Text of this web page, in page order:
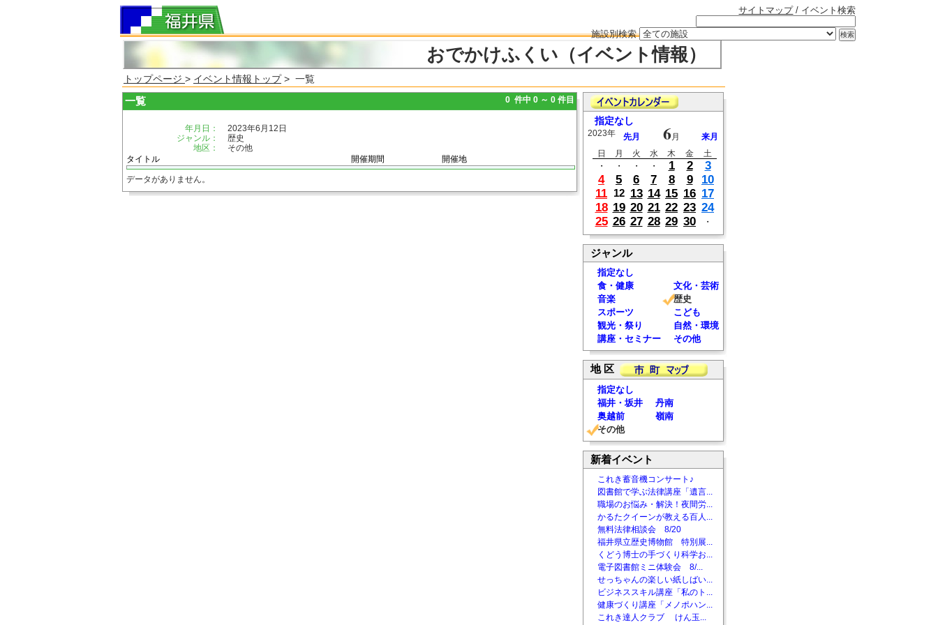
サイトマップ/ イベント検索
施設別検索
おでかけふくい（イベント情報）
トップページ > イベント情報トップ> 一覧
一覧 0 件中 0 ～ 0 件目
年月日：
2023年6月12日
ジャンル：
歴史
地区：
その他
タイトル
開催期間 開催地
データがありません。
指定なし
2023年 先月 6月
来月
日
月 火 水 木 金
土
・
・ ・ ・ 1 2
3
4
5 6 7 8 9
10
11
12 13 14 15 16 17
18 19 20 21 22 23 24
25 26 27 28 29 30 ・
ジャンル
指定なし
食・健康
文化・芸術
音楽
歴史
スポーツ
こども
観光・祭り
自然・環境
講座・セミナー
その他
地 区
指定なし
福井・坂井
丹南
奥越前
嶺南
その他
新着イベント
これき蓄音機コンサート♪
図書館で学ぶ法律講座「遺言...
職場のお悩み・解決！夜間労...
かるたクイーンが教える百人...
無料法律相談会 8/20
福井県立歴史博物館 特別展...
くどう博士の手づくり科学お...
電子図書館ミニ体験会 8/...
せっちゃんの楽しい紙しばい...
ビジネススキル講座「私のト...
健康づくり講座「メノポハン...
これき達人クラブ けん玉...